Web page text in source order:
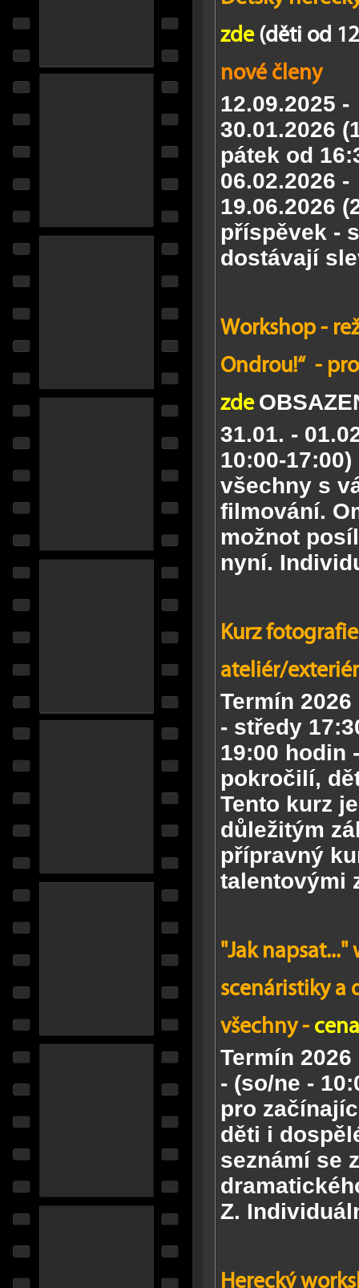
zde(děti od
nové členy
12.09.2025 -
30.01.2026
pátek od
06.02.2026 -
19.06.2026
příspěvek -
dostávají
Workshop -
Ondrou!“ -
zde
31.01. -
10:00-
všechnys
filmování.
možnot
nyní.
Kurz
ateliér/
Termín
-středy
19:00 hodin
pokročilí,
Tento kurz je
důležitým
přípravný
talentovými
"Jak
scenáristiky
všechny -
Termín
-(so/ne -
pro
děti i
seznámí se
Z.